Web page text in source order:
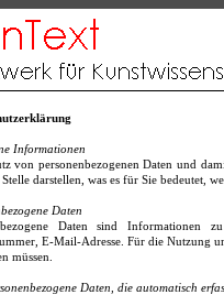
Informationen
von personenbezogenen Daten und
Stelle darstellen, was es für Sie bedeutet,
Daten
Daten sind
E-Mail-Adresse. Für die Nutzung
müssen.
Daten, die automatisch